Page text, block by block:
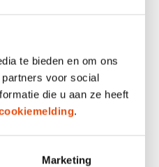
te bieden en om ons
voor social
die u aan ze heeft
.
Marketing
vous;